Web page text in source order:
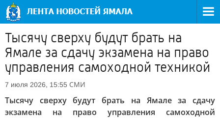
Тысячу сверху будут брать на
Ямале за сдачу экзамена на право
управления самоходной техникой
7 июля 2026, 15:55 СМИ
Тысячу сверху будут брать на Ямале за сдачу
экзамена на право управления самоходной